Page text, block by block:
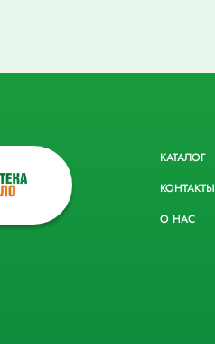
КАТАЛОГ
КОНТАКТЫ
О НАС